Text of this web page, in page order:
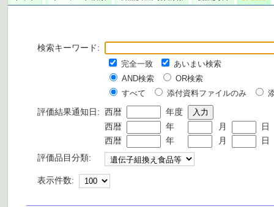
検索キーワード:
完全一致
あいまい検索
AND検索
OR検索
すべて
添付資料ファイルのみ
評価結果通知日: 西暦
年度
西暦
年 月
日
西暦
年 月
日
評価品目分類:
表示件数: